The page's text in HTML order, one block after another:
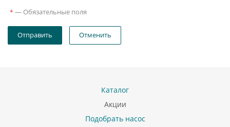
* — Обязательные поля
Отправить Отменить
Каталог
Акции
Подобрать насос